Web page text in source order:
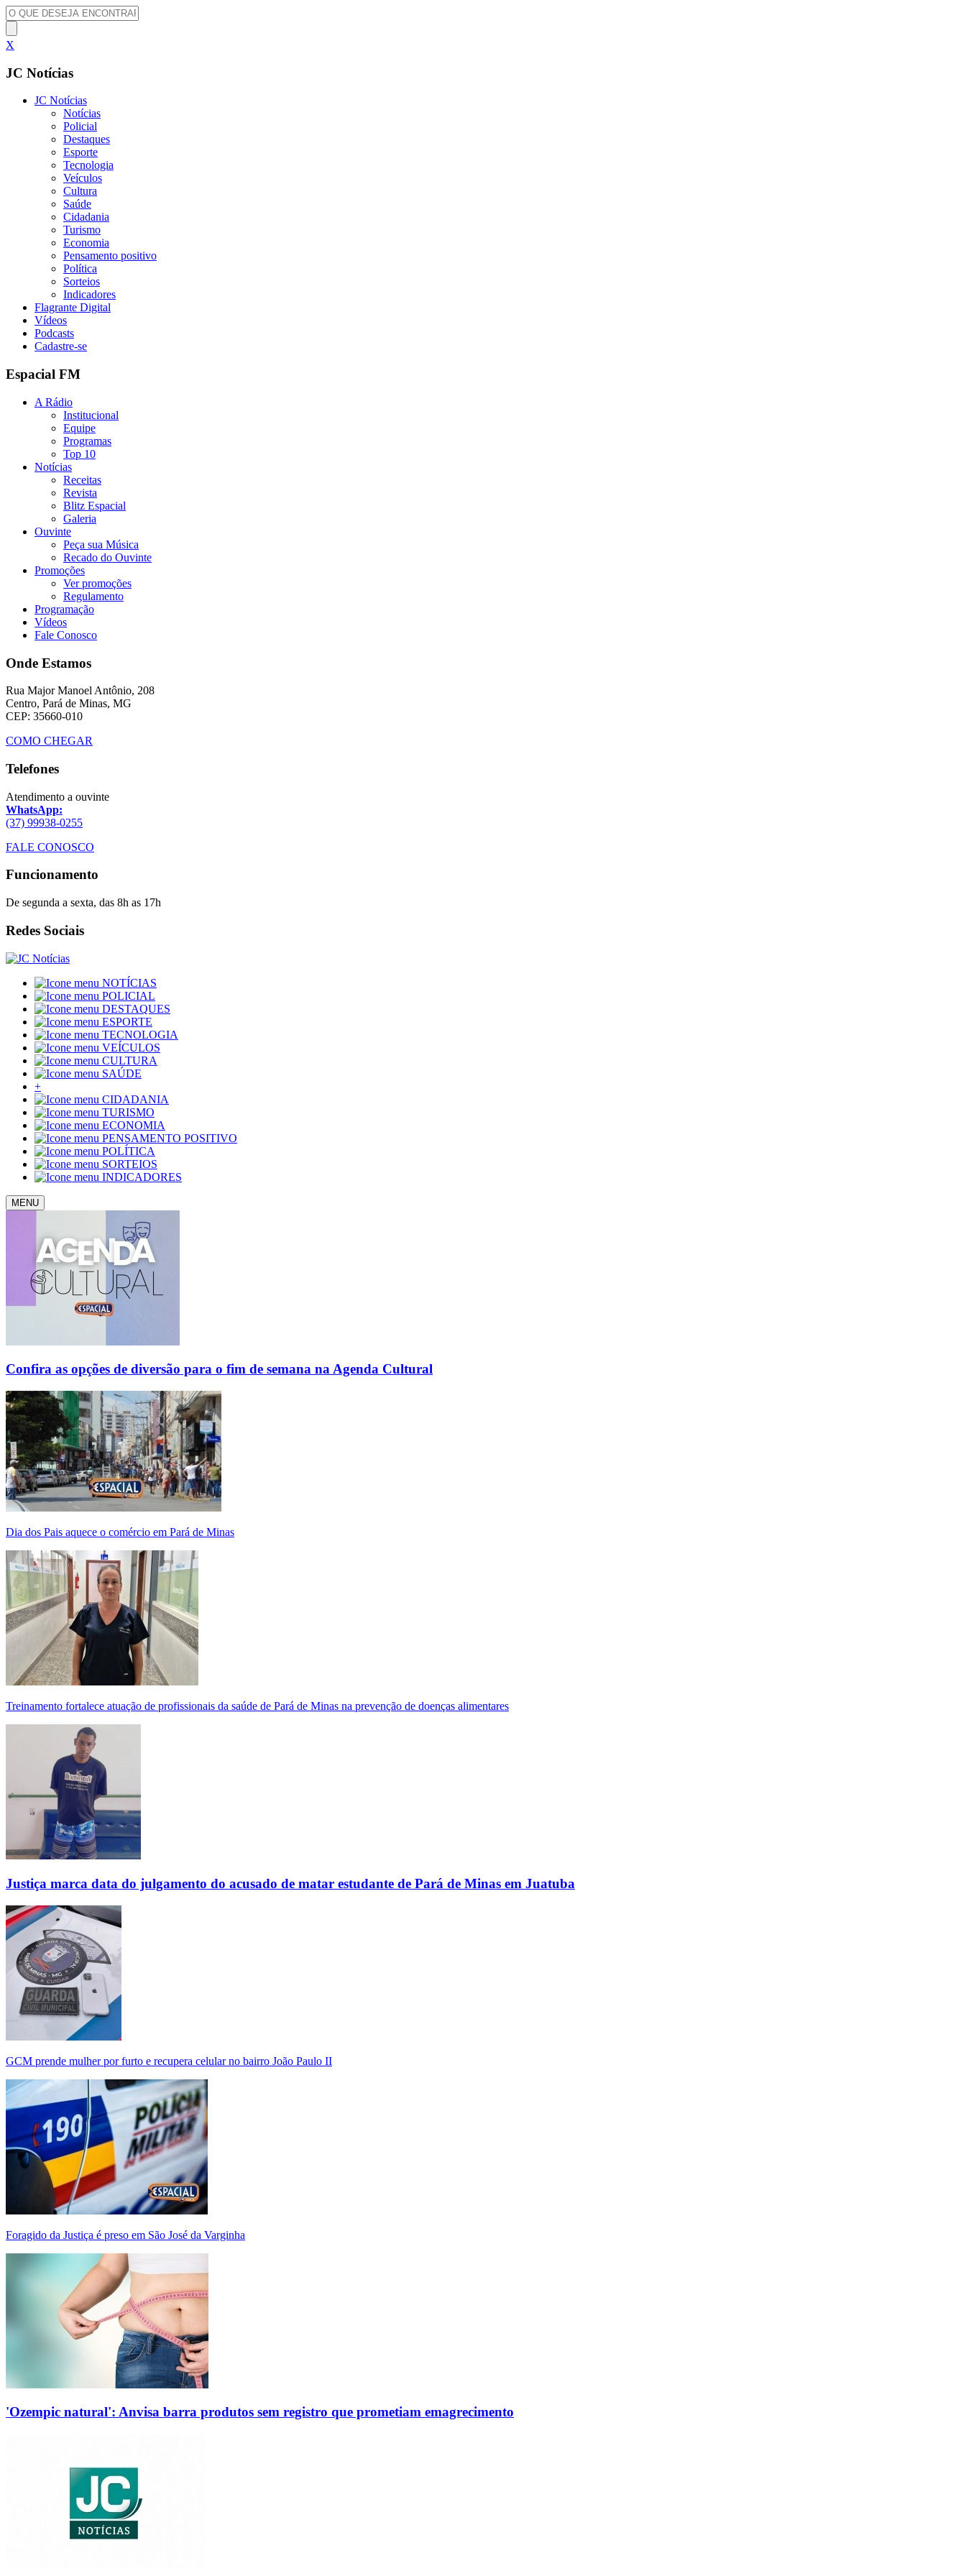
X
JC Notícias
JC Notícias
Notícias
Policial
Destaques
Esporte
Tecnologia
Veículos
Cultura
Saúde
Cidadania
Turismo
Economia
Pensamento positivo
Política
Sorteios
Indicadores
Flagrante Digital
Vídeos
Podcasts
Cadastre-se
Espacial FM
A Rádio
Institucional
Equipe
Programas
Top 10
Notícias
Receitas
Revista
Blitz Espacial
Galeria
Ouvinte
Peça sua Música
Recado do Ouvinte
Promoções
Ver promoções
Regulamento
Programação
Vídeos
Fale Conosco
Onde Estamos
Rua Major Manoel Antônio, 208
Centro, Pará de Minas, MG
CEP: 35660-010
COMO CHEGAR
Telefones
Atendimento a ouvinte
WhatsApp:
(37) 99938-0255
FALE CONOSCO
Funcionamento
De segunda a sexta, das 8h as 17h
Redes Sociais
NOTÍCIAS
POLICIAL
DESTAQUES
ESPORTE
TECNOLOGIA
VEÍCULOS
CULTURA
SAÚDE
+
CIDADANIA
TURISMO
ECONOMIA
PENSAMENTO POSITIVO
POLÍTICA
SORTEIOS
INDICADORES
MENU
Confira as opções de diversão para o fim de semana na Agenda Cultural
Dia dos Pais aquece o comércio em Pará de Minas
Treinamento fortalece atuação de profissionais da saúde de Pará de Minas na prevenção de doenças alimentares
Justiça marca data do julgamento do acusado de matar estudante de Pará de Minas em Juatuba
GCM prende mulher por furto e recupera celular no bairro João Paulo II
Foragido da Justiça é preso em São José da Varginha
'Ozempic natural': Anvisa barra produtos sem registro que prometiam emagrecimento